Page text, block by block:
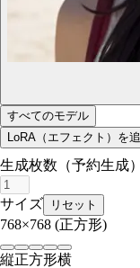
すべてのモデル
LoRA（エフェクト）を
生成枚数（予約生成）
サイズ リセット
768×768 (正方形)
縦正方形横